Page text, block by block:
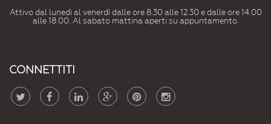
Attivo dal lunedì al venerdì dalle ore 8.30 alle 12.30 e dalle ore 14.00
alle 18.00. Al sabato mattina aperti su appuntamento.
CONNETTITI